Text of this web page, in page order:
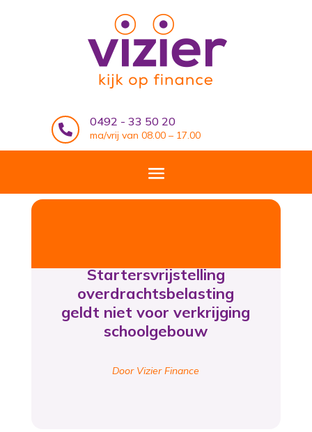

0492 - 33 50 20
ma/vrij van 08.00 – 17.00
Startersvrijstelling
overdrachtsbelasting
geldt niet voor verkrijging
schoolgebouw
Door Vizier Finance